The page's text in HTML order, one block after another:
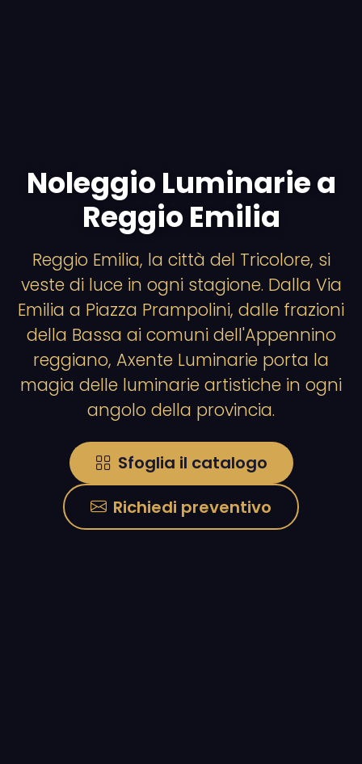
Noleggio Luminarie a
Reggio Emilia
Reggio Emilia, la città del Tricolore, si
veste di luce in ogni stagione. Dalla Via
Emilia a Piazza Prampolini, dalle frazioni
della Bassa ai comuni dell'Appennino
reggiano, Axente Luminarie porta la
magia delle luminarie artistiche in ogni
angolo della provincia.
Sfoglia il catalogo
Richiedi preventivo